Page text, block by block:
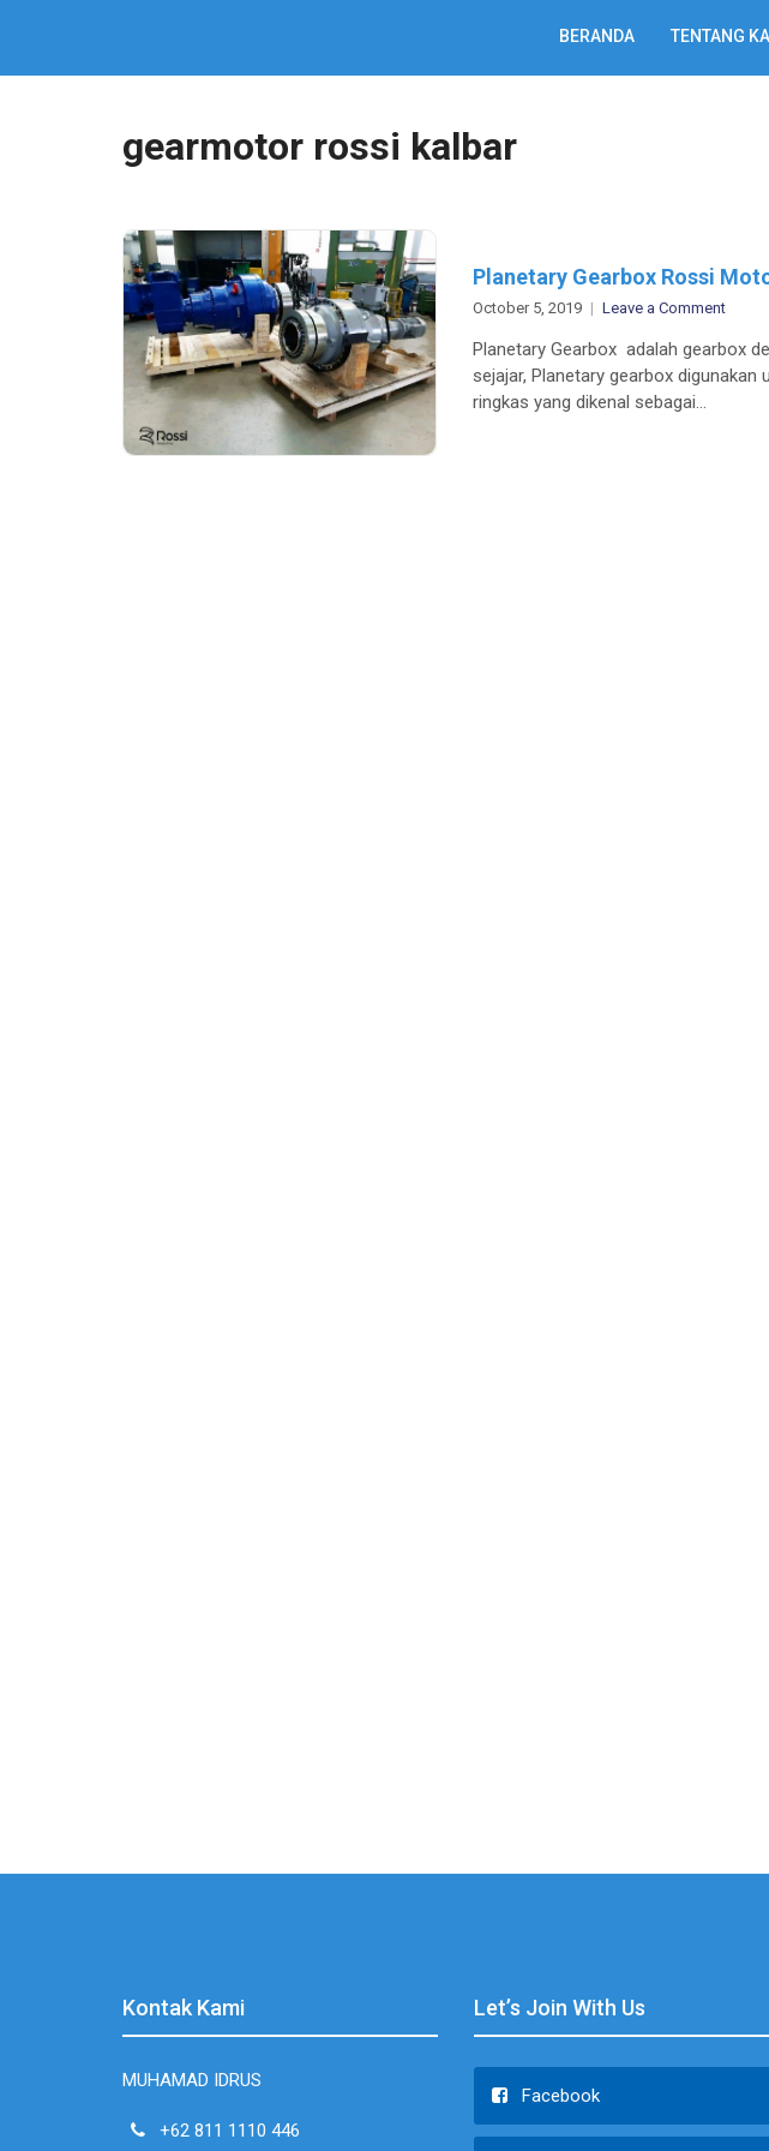
BERANDA TENTANG
gearmotor rossi kalbar
Planetary Gearbox Rossi
October 5, 2019 Leave a Commenton
Rossi
Planetary Gearbox adalah gearbox
sejajar, Planetary gearbox
ringkas yang dikenal sebagai…
Kontak Kami
MUHAMAD IDRUS
+62 811 1110 446
Let’s Join With Us
Facebook